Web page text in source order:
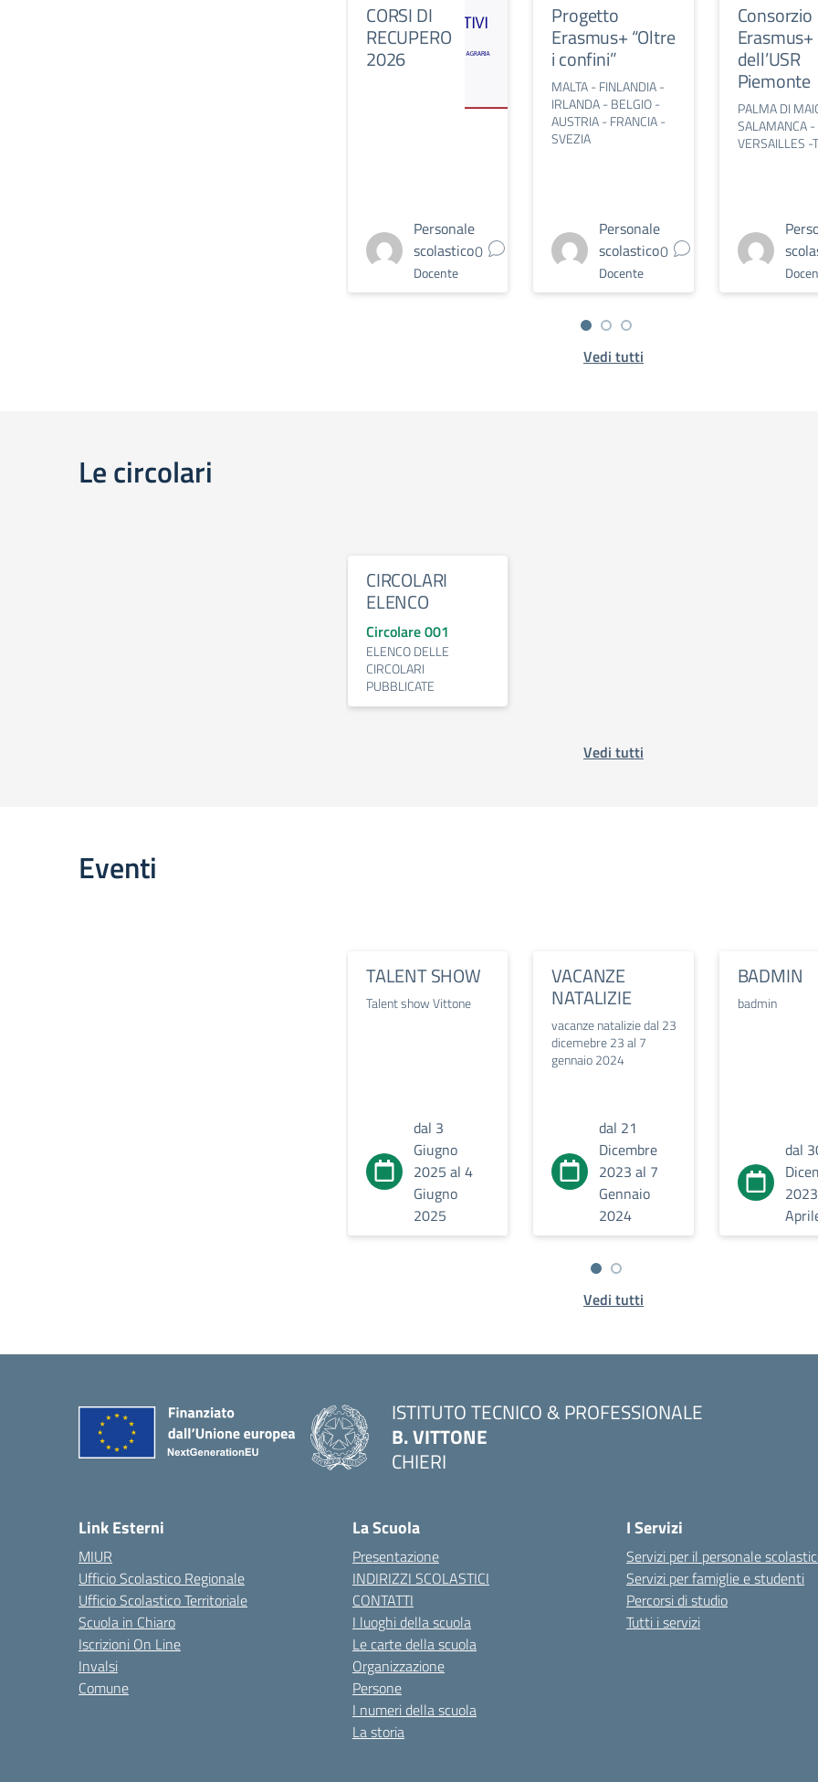
CORSI DI
RECUPERO
2026
Personale
scolastico
Docente
0
Progetto
Erasmus+ “Oltre
i confini”
MALTA - FINLANDIA -
IRLANDA - BELGIO -
AUSTRIA - FRANCIA -
SVEZIA
Personale
scolastico
Docente
0
Consorzio
Erasmus+
dell’USR
Piemonte
PALMA DI
SALAMANCA -
VERSAILLES -
Vedi tutti
Le circolari
CIRCOLARI
ELENCO
Circolare 001
ELENCO DELLE
CIRCOLARI
PUBBLICATE
Vedi tutti
Eventi
TALENT SHOW
Talent show Vittone
dal 3
Giugno
2025 al 4
Giugno
2025
VACANZE
NATALIZIE
vacanze natalizie dal 23
dicemebre 23 al 7
gennaio 2024
dal 21
Dicembre
2023 al 7
Gennaio
2024
BADMIN
badmin
dal
Vedi tutti
ISTITUTO TECNICO & PROFESSIONALE
B. VITTONE
CHIERI
Link Esterni
MIUR
Ufficio Scolastico Regionale
Ufficio Scolastico Territoriale
Scuola in Chiaro
Iscrizioni On Line
Invalsi
Comune
La Scuola
Presentazione
INDIRIZZI SCOLASTICI
CONTATTI
I luoghi della scuola
Le carte della scuola
Organizzazione
Persone
I numeri della scuola
La storia
I Servizi
Servizi per il personale
Servizi per famiglie e studenti
Percorsi di studio
Tutti i servizi